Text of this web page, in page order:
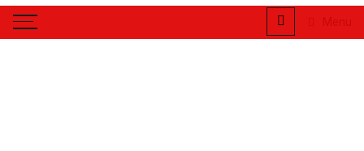
Sibiu!!!